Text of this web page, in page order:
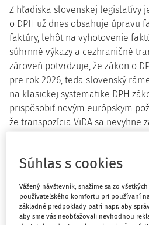
Z hľadiska slovenskej legislatívy
o DPH už dnes obsahuje úpravu
faktúry, lehôt na vyhotovenie
súhrnné výkazy a cezhraničné
zároveň potvrdzuje, že zákon o
pre rok 2026, teda slovenský
na klasickej systematike DPH
prispôsobiť novým európskym
že transpozícia ViDA sa nevyhne
osobitných režimov súvisiacich s
Najvýraznejší zásah sa
elektronickej fakturácie a
Súhlas s cookies
Vážený návštevník, snažíme sa zo
používateľského komfortu pri používaní
základné predpoklady patrí napr. aby
aby sme vás neobťažovali nevhodnou